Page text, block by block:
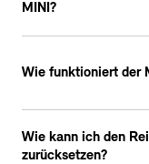
MINI?
Wie funktioniert der
Wie kann ich den
zurücksetzen?